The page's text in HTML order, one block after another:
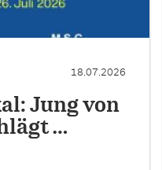
18.07.2026
Jung von
…